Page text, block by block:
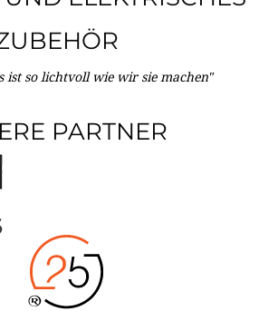
ist so lichtvoll wie wir sie machen"
PARTNER